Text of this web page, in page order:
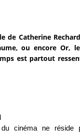
de Catherine
ou encore Or,
est partout
cinéma ne réside